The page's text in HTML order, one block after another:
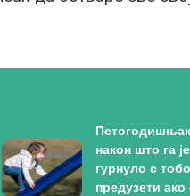
након што га
гурнуло с
предузети ако